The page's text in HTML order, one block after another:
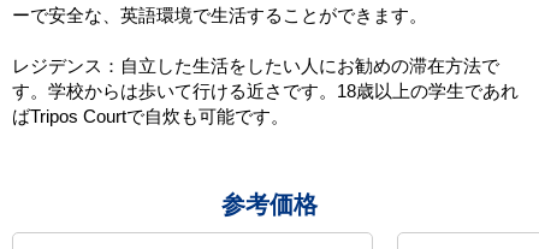
ーで安全な、英語環境で生活することができます。
レジデンス：自立した生活をしたい人にお勧めの滞在方法で
す。学校からは歩いて行ける近さです。18歳以上の学生であれ
ばTripos Courtで自炊も可能です。
参考価格